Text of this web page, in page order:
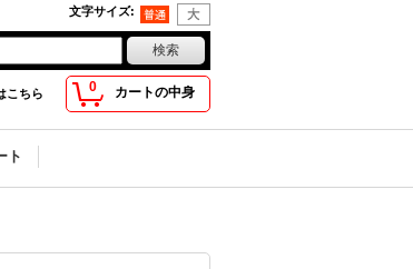
文字サイズ:
0 カートの中身
こちら
ト